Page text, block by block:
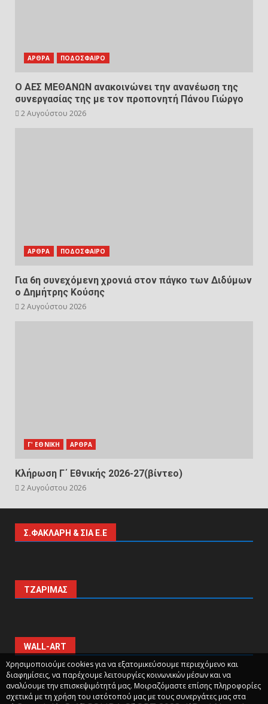
ΑΡΘΡΑ ΠΟΔΟΣΦΑΙΡΟ
Ο ΑΕΣ ΜΕΘΑΝΩΝ ανακοινώνει την ανανέωση της
συνεργασίας της με τον προπονητή Πάνου Γιώργο
2 Αυγούστου 2026
ΑΡΘΡΑ ΠΟΔΟΣΦΑΙΡΟ
Για 6η συνεχόμενη χρονιά στον πάγκο των Διδύμων
ο Δημήτρης Κούσης
2 Αυγούστου 2026
Γ' ΕΘΝΙΚΗ ΑΡΘΡΑ
Κλήρωση Γ΄ Εθνικής 2026-27(βίντεο)
2 Αυγούστου 2026
Σ.ΦΑΚΛΑΡΗ & ΣΙΑ Ε.Ε
ΤΖΑΡΙΜΑΣ
WALL-ART
Χρησιμοποιούμε cookies για να εξατομικεύσουμε περιεχόμενο και
διαφημίσεις, να παρέχουμε λειτουργίες κοινωνικών μέσων και να
αναλύουμε την επισκεψιμότητά μας. Μοιραζόμαστε επίσης πληροφορίες
σχετικά με τη χρήση του ιστότοπού μας με τους συνεργάτες μας στα